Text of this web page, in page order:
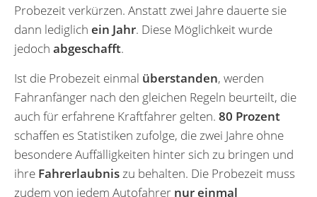
Probezeit verkürzen. Anstatt zwei Jahre dauerte sie
dann lediglich ein Jahr. Diese Möglichkeit wurde
jedoch abgeschafft.
Ist die Probezeit einmal überstanden, werden
Fahranfänger nach den gleichen Regeln beurteilt, die
auch für erfahrene Kraftfahrer gelten. 80 Prozent
schaffen es Statistiken zufolge, die zwei Jahre ohne
besondere Auffälligkeiten hinter sich zu bringen und
ihre Fahrerlaubnis zu behalten. Die Probezeit muss
zudem von jedem Autofahrer nur einmal